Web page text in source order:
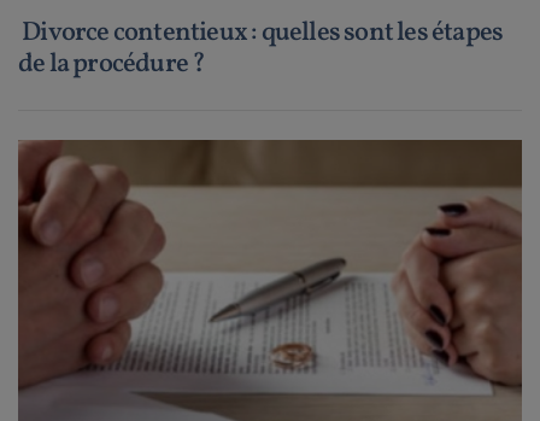
Divorce contentieux : quelles sont les étapes
de la procédure ?